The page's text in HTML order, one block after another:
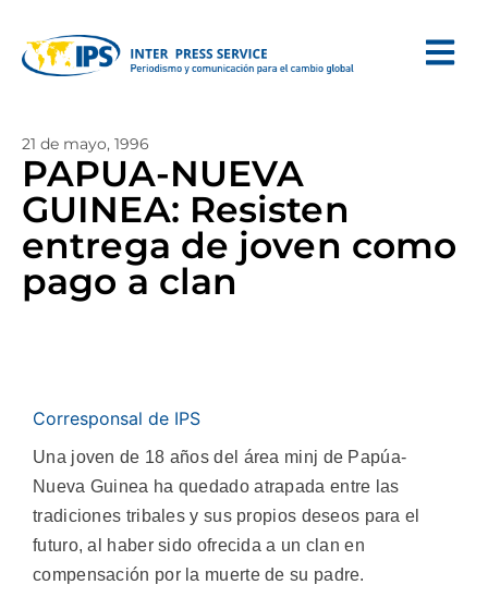
21 de mayo, 1996
PAPUA-NUEVA
GUINEA: Resisten
entrega de joven como
pago a clan
Corresponsal de IPS
Una joven de 18 años del área minj de Papúa-
Nueva Guinea ha quedado atrapada entre las
tradiciones tribales y sus propios deseos para el
futuro, al haber sido ofrecida a un clan en
compensación por la muerte de su padre.